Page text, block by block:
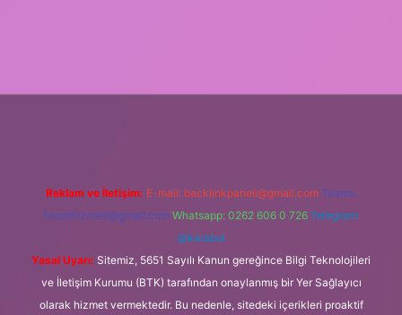
Reklam ve İletişim: E-mail: backlinkpaneli@gmail.com Teams:
forumhizmeti@gmail.com Whatsapp: 0262 606 0 726 Telegram:
@karabul
Yasal Uyarı: Sitemiz, 5651 Sayılı Kanun gereğince Bilgi Teknolojileri
ve İletişim Kurumu (BTK) tarafından onaylanmış bir Yer Sağlayıcı
olarak hizmet vermektedir. Bu nedenle, sitedeki içerikleri proaktif